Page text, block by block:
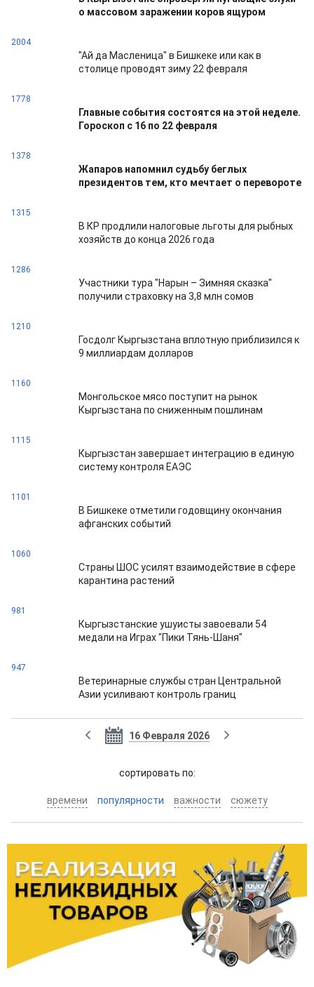
о массовом заражении коров ящуром
2004
"Ай да Масленица" в Бишкеке или как в
столице проводят зиму 22 февраля
1778
Главные события состоятся на этой неделе.
Гороскоп с 16 по 22 февраля
1378
Жапаров напомнил судьбу беглых
президентов тем, кто мечтает о перевороте
1315
В КР продлили налоговые льготы для рыбных
хозяйств до конца 2026 года
1286
Участники тура "Нарын – Зимняя сказка"
получили страховку на 3,8 млн сомов
1210
Госдолг Кыргызстана вплотную приблизился к
9 миллиардам долларов
1160
Монгольское мясо поступит на рынок
Кыргызстана по сниженным пошлинам
1115
Кыргызстан завершает интеграцию в единую
систему контроля ЕАЭС
1101
В Бишкеке отметили годовщину окончания
афганских событий
1060
Страны ШОС усилят взаимодействие в сфере
карантина растений
981
Кыргызстанские ушуисты завоевали 54
медали на Играх "Пики Тянь-Шаня"
947
Ветеринарные службы стран Центральной
Азии усиливают контроль границ
16 Февраля 2026
cортировать по:
времени популярности важности сюжету